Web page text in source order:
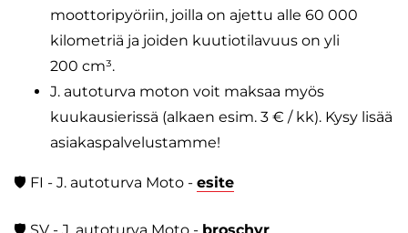
moottoripyöriin, joilla on ajettu alle 60 000
kilometriä ja joiden kuutiotilavuus on yli
200 cm³.
J. autoturva moton voit maksaa myös
kuukausierissä (alkaen esim. 3 € / kk). Kysy lisää
asiakaspalvelustamme!
🛡️ FI - J. autoturva Moto - esite